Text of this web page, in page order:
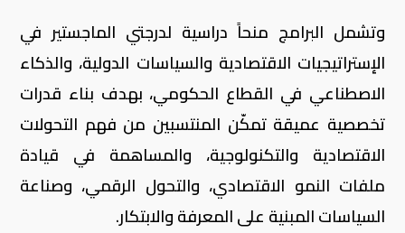
وتشمل البرامج منحاً دراسية لدرجتي الماجستير في
الإستراتيجيات الاقتصادية والسياسات الدولية، والذكاء
الاصطناعي في القطاع الحكومي، بهدف بناء قدرات
تخصصية عميقة تمكّن المنتسبين من فهم التحولات
الاقتصادية والتكنولوجية، والمساهمة في قيادة
ملفات النمو الاقتصادي، والتحول الرقمي، وصناعة
السياسات المبنية على المعرفة والابتكار.